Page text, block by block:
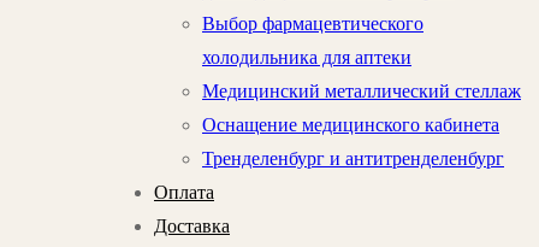
Выбор фармацевтического
холодильника для аптеки
Медицинский металлический стеллаж
Оснащение медицинского кабинета
Тренделенбург и антитренделенбург
Оплата
Доставка